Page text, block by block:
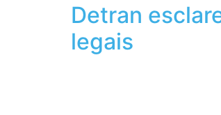
Detran
legais